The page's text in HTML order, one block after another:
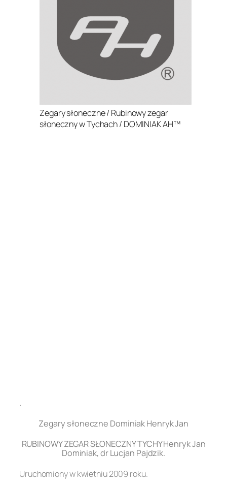
Zegary słoneczne / Rubinowy zegar
słoneczny w Tychach / DOMINIAK AH™
.
Zegary słoneczne Dominiak Henryk Jan
RUBINOWY ZEGAR SŁONECZNY TYCHY Henryk Jan
Dominiak, dr Lucjan Pajdzik.
Uruchomiony w kwietniu 2009 roku.